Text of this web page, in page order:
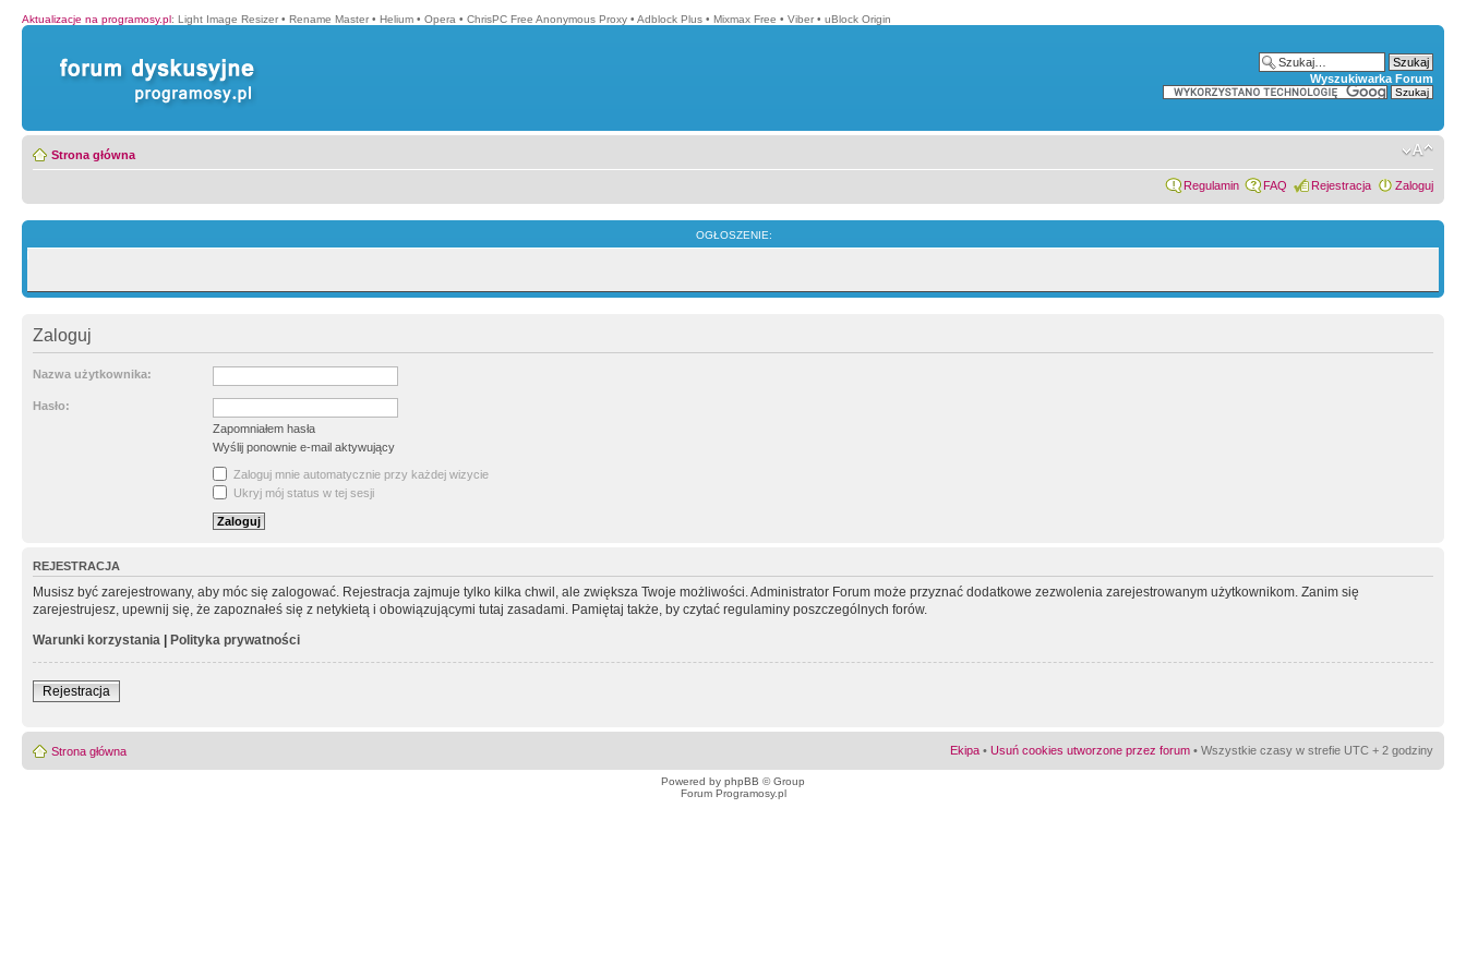
Aktualizacje na programosy.pl: Light Image Resizer • Rename Master • Helium • Opera • ChrisPC Free Anonymous Proxy • Adblock Plus • Mixmax Free • Viber • uBlock Origin
Wyszukiwarka Forum
Strona główna
Regulamin FAQ Rejestracja Zaloguj
OGŁOSZENIE:
Zaloguj
Nazwa użytkownika:
Hasło:
Zapomniałem hasła
Wyślij ponownie e-mail aktywujący
Zaloguj mnie automatycznie przy każdej wizycie
Ukryj mój status w tej sesji
REJESTRACJA
Musisz być zarejestrowany, aby móc się zalogować. Rejestracja zajmuje tylko kilka chwil, ale zwiększa Twoje możliwości. Administrator Forum może przyznać dodatkowe zezwolenia zarejestrowanym użytkownikom. Zanim się
zarejestrujesz, upewnij się, że zapoznałeś się z netykietą i obowiązującymi tutaj zasadami. Pamiętaj także, by czytać regulaminy poszczególnych forów.
Warunki korzystania | Polityka prywatności
Rejestracja
Strona główna Ekipa • Usuń cookies utworzone przez forum • Wszystkie czasy w strefie UTC + 2 godziny
Powered by phpBB © Group
Forum Programosy.pl